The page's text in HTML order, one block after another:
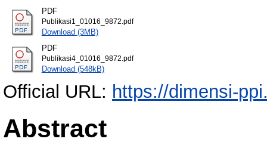
PDF
Publikasi1_01016_9872.pdf
Download (3MB)
PDF
Publikasi4_01016_9872.pdf
Download (548kB)
Official URL: https://dimensi-
Abstract